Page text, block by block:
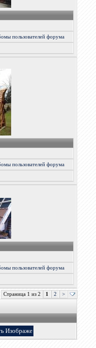
пользователей форума
пользователей форума
пользователей форума
Страница 1 из 2 1 2 >